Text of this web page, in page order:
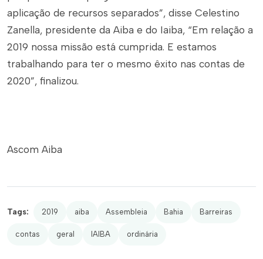
aplicação de recursos separados”, disse Celestino
Zanella, presidente da Aiba e do Iaiba, “Em relação a
2019 nossa missão está cumprida. E estamos
trabalhando para ter o mesmo êxito nas contas de
2020”, finalizou.
Ascom Aiba
Tags: 2019 aiba Assembleia Bahia Barreiras
contas geral IAIBA ordinária